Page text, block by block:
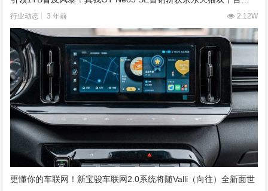
行业动态 3 年前 2.12W
更懂你的车联网！新宝骏车联网2.0系统将随Valli（向往）全新面世